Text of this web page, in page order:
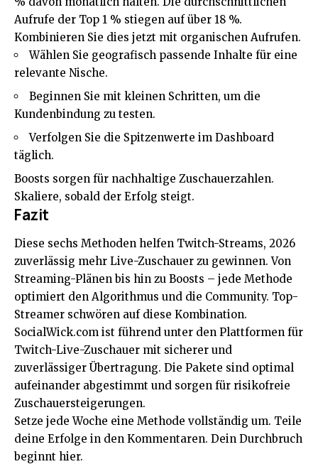
Aufrufe der Top 1 % stiegen auf über 18 %.
Kombinieren Sie dies jetzt mit organischen Aufrufen.
Wählen Sie geografisch passende Inhalte für eine
relevante Nische.
Beginnen Sie mit kleinen Schritten, um die
Kundenbindung zu testen.
Verfolgen Sie die Spitzenwerte im Dashboard
täglich.
Boosts sorgen für nachhaltige Zuschauerzahlen.
Skaliere, sobald der Erfolg steigt.
Fazit
Diese sechs Methoden helfen Twitch-Streams, 2026
zuverlässig mehr Live-Zuschauer zu gewinnen. Von
Streaming-Plänen bis hin zu Boosts – jede Methode
optimiert den Algorithmus und die Community. Top-
Streamer schwören auf diese Kombination.
SocialWick.com ist führend unter den Plattformen für
Twitch-Live-Zuschauer mit sicherer und
zuverlässiger Übertragung. Die Pakete sind optimal
aufeinander abgestimmt und sorgen für risikofreie
Zuschauersteigerungen.
Setze jede Woche eine Methode vollständig um. Teile
deine Erfolge in den Kommentaren. Dein Durchbruch
beginnt hier.